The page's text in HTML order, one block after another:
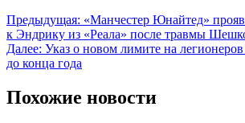
Предыдущая: «Манчестер Юнайтед»
к Эндрику из «Реала» после травмы
Далее: Указ о новом лимите на
до конца года
Похожие новости